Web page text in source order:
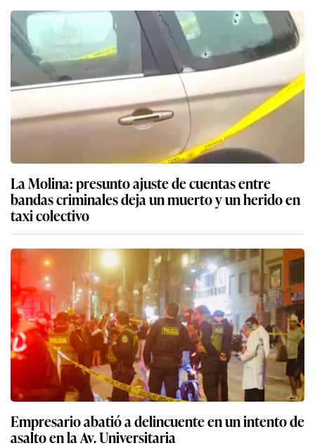
La Molina: presunto ajuste de cuentas entre
bandas criminales deja un muerto y un herido en
taxi colectivo
Empresario abatió a delincuente en un intento de
asalto en la Av. Universitaria